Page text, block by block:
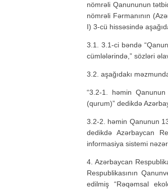
nömrəli Qanununun
nömrəli Fərmanının
I) 3-cü hissəsində
3.1. 3.1-ci bəndə
cümlələrində,” sözləri
3.2. aşağıdakı
“3.2-1. həmin
(qurum)” dedikdə
3.2-2. həmin Qanunun
dedikdə Azərbaycan
informasiya sistemi
4. Azərbaycan
Respublikasının
edilmiş “Rəqəmsal